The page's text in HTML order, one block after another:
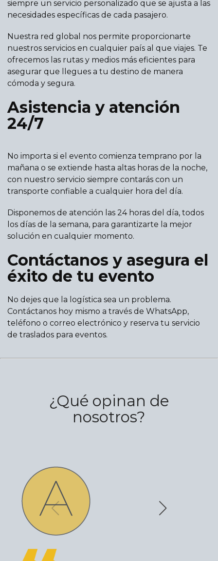
siempre un servicio personalizado que se ajusta a las
necesidades específicas de cada pasajero.
Nuestra red global nos permite proporcionarte
nuestros servicios en cualquier país al que viajes. Te
ofrecemos las rutas y medios más eficientes para
asegurar que llegues a tu destino de manera
cómoda y segura.
Asistencia y atención
24/7
No importa si el evento comienza temprano por la
mañana o se extiende hasta altas horas de la noche,
con nuestro servicio siempre contarás con un
transporte confiable a cualquier hora del día.
Disponemos de atención las 24 horas del día, todos
los días de la semana, para garantizarte la mejor
solución en cualquier momento.
Contáctanos y asegura el
éxito de tu evento
No dejes que la logística sea un problema.
Contáctanos hoy mismo a través de WhatsApp,
teléfono o correo electrónico y reserva tu servicio
de traslados para eventos.
¿Qué opinan de
nosotros?